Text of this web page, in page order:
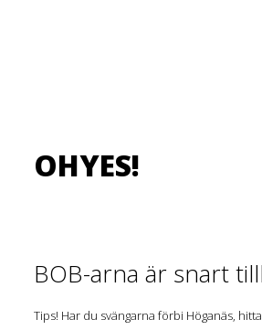
OHYES!
BOB-arna är snart
Tips! Har du svängarna förbi Höganäs,